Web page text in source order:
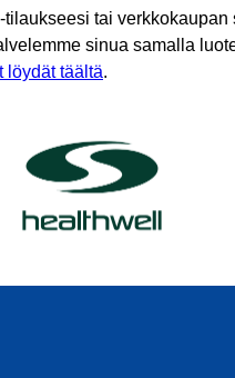
tai
sinua samalla
löydät täältä.